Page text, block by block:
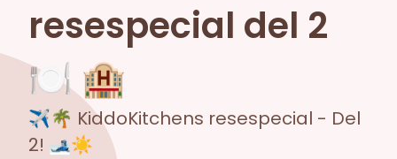
resespecial del 2
🍽️ 🏨
✈️🌴 KiddoKitchens resespecial - Del
2! 🎿☀️